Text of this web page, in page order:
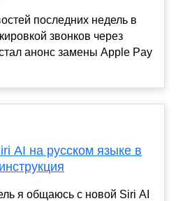
последних недель в
звонков через
анонс замены Apple Pay
AI на русском языке в
я общаюсь с новой Siri AI